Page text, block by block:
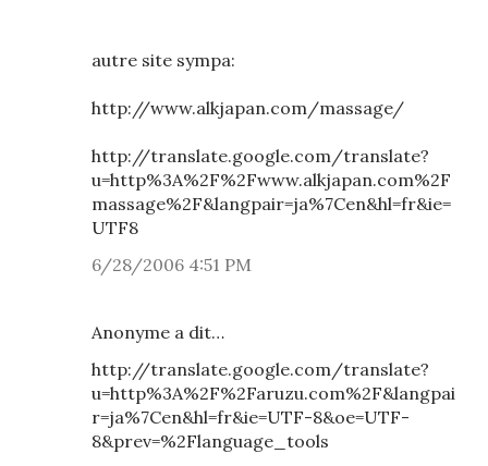
autre site sympa:
http://www.alkjapan.com/massage/
http://translate.google.com/translate?
u=http%3A%2F%2Fwww.alkjapan.com%2F
massage%2F&langpair=ja%7Cen&hl=fr&ie=
UTF8
6/28/2006 4:51 PM
Anonyme a dit…
http://translate.google.com/translate?
u=http%3A%2F%2Faruzu.com%2F&langpai
r=ja%7Cen&hl=fr&ie=UTF-8&oe=UTF-
8&prev=%2Flanguage_tools